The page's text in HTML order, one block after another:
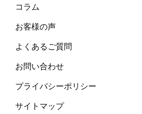
コラム
お客様の声
よくあるご質問
お問い合わせ
プライバシーポリシー
サイトマップ